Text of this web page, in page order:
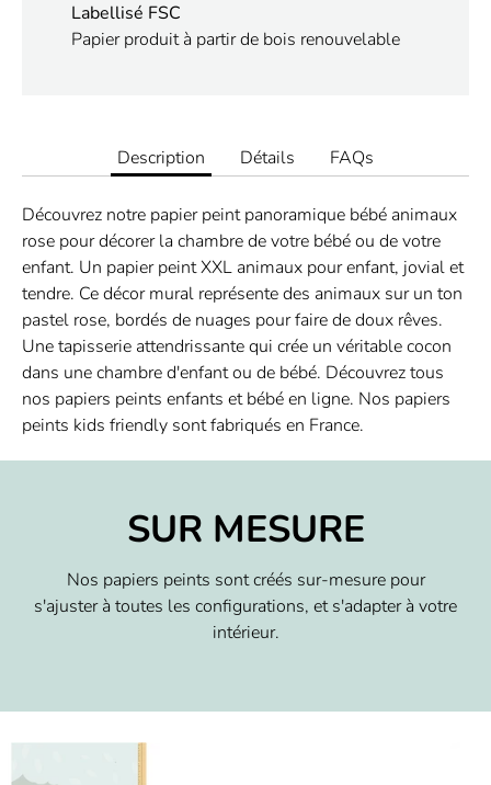
Labellisé FSC
Papier produit à partir de bois renouvelable
Description Détails FAQs
Découvrez notre papier peint panoramique bébé animaux
rose pour décorer la chambre de votre bébé ou de votre
enfant. Un papier peint XXL animaux pour enfant, jovial et
tendre. Ce décor mural représente des animaux sur un ton
pastel rose, bordés de nuages pour faire de doux rêves.
Une tapisserie attendrissante qui crée un véritable cocon
dans une chambre d'enfant ou de bébé. Découvrez tous
nos papiers peints enfants et bébé en ligne. Nos papiers
peints kids friendly sont fabriqués en France.
SUR MESURE
Nos papiers peints sont créés sur-mesure pour
s'ajuster à toutes les configurations, et s'adapter à votre
intérieur.